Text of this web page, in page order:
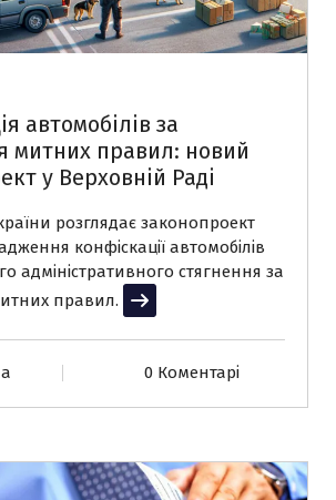
автомобілів за
митних правил: новий
у Верховній Раді
розглядає законопроект
конфіскації автомобілів
адміністративного стягнення за
правил.
Читати далі
0 Коментарі